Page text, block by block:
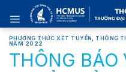
content
PHƯƠNG THỨC XÉT TUYỂN THÔNG
NĂM 2022
THÔNG BÁO